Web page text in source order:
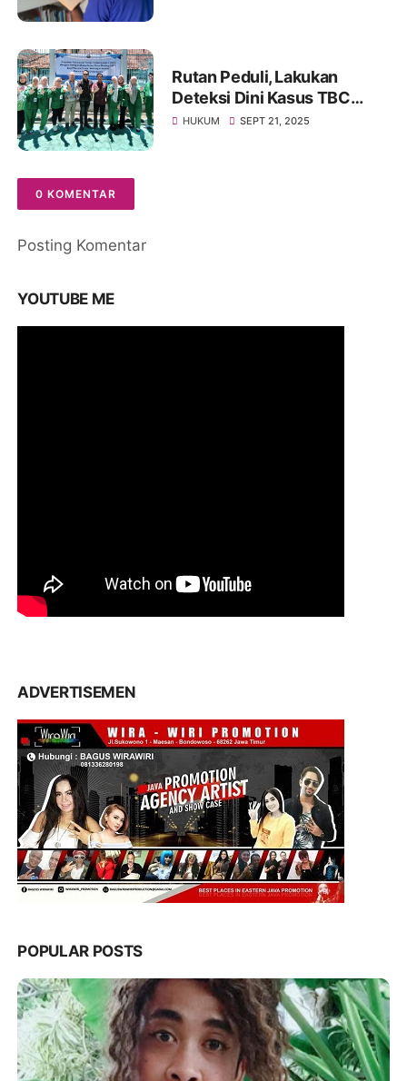
Rutan Peduli, Lakukan
Deteksi Dini Kasus TBC
Aktif, Gelar Skrinning ACF
HUKUM SEPT 21, 2025
0 KOMENTAR
Posting Komentar
YOUTUBE ME
ADVERTISEMEN
POPULAR POSTS